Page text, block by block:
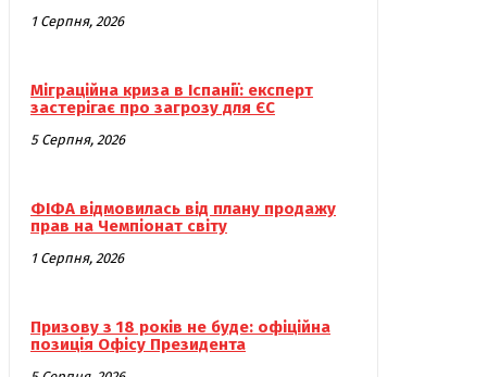
1 Серпня, 2026
Міграційна криза в Іспанії: експерт
застерігає про загрозу для ЄС
5 Серпня, 2026
ФІФА відмовилась від плану продажу
прав на Чемпіонат світу
1 Серпня, 2026
Призову з 18 років не буде: офіційна
позиція Офісу Президента